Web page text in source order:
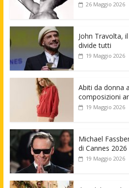
26 Maggio 2026
John Travolta,
divide tutti
19 Maggio 2026
Abiti da donna
composizioni
19 Maggio 2026
Michael
di Cannes 2026
19 Maggio 2026